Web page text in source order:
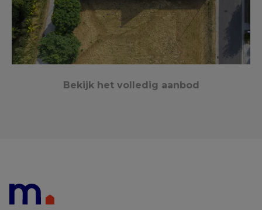
Bekijk het volledig aanbod